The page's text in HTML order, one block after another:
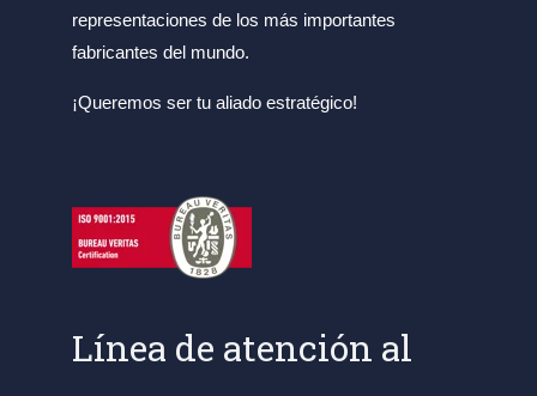
representaciones de los más importantes
fabricantes del mundo.
¡Queremos ser tu aliado estratégico!
Línea de atención al